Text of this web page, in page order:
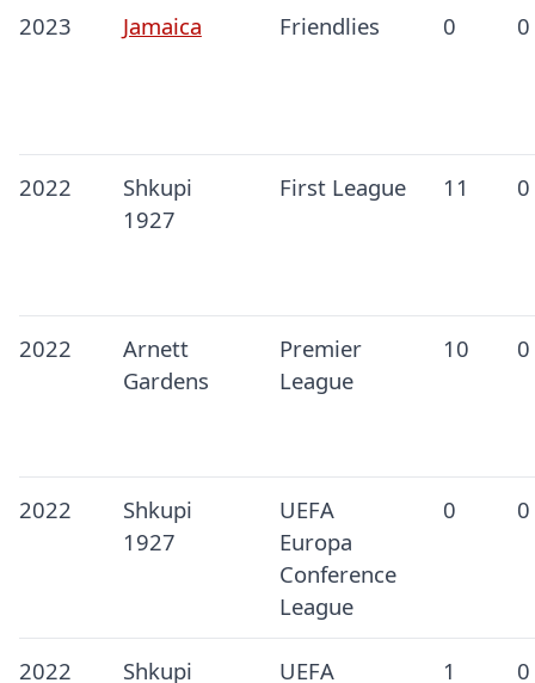
2023 Jamaica Friendlies 0 0
2022
Shkupi
1927
First League 11 0
2022
Arnett
Gardens
Premier
League
10 0
2022
Shkupi
1927
UEFA
Europa
Conference
League
0 0
2022
Shkupi
UEFA
1 0